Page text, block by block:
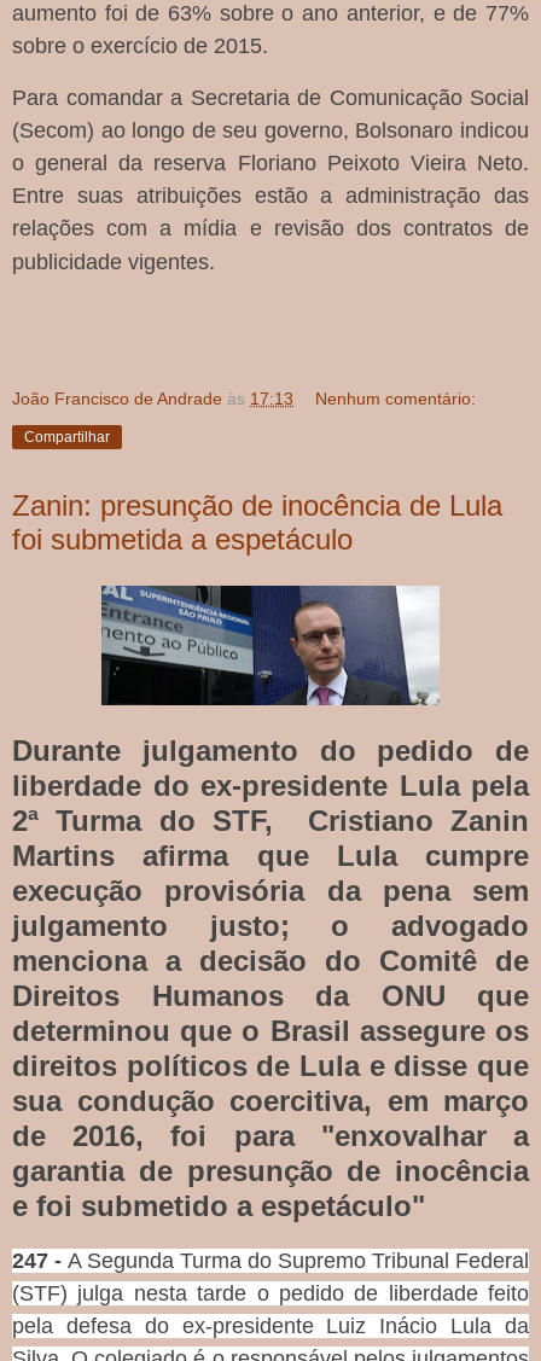
aumento foi de 63% sobre o ano anterior, e de 77%
sobre o exercício de 2015.
Para comandar a Secretaria de Comunicação Social
(Secom) ao longo de seu governo, Bolsonaro indicou
o general da reserva Floriano Peixoto Vieira Neto.
Entre suas atribuições estão a administração das
relações com a mídia e revisão dos contratos de
publicidade vigentes.
João Francisco de Andrade às 17:13 Nenhum comentário:
Compartilhar
Zanin: presunção de inocência de Lula
foi submetida a espetáculo
Durante julgamento do pedido de
liberdade do ex-presidente Lula pela
2ª Turma do STF, Cristiano Zanin
Martins afirma que Lula cumpre
execução provisória da pena sem
julgamento justo; o advogado
menciona a decisão do Comitê de
Direitos Humanos da ONU que
determinou que o Brasil assegure os
direitos políticos de Lula e disse que
sua condução coercitiva, em março
de 2016, foi para "enxovalhar a
garantia de presunção de inocência
e foi submetido a espetáculo"
247 - A Segunda Turma do Supremo Tribunal Federal
(STF) julga nesta tarde o pedido de liberdade feito
pela defesa do ex-presidente Luiz Inácio Lula da